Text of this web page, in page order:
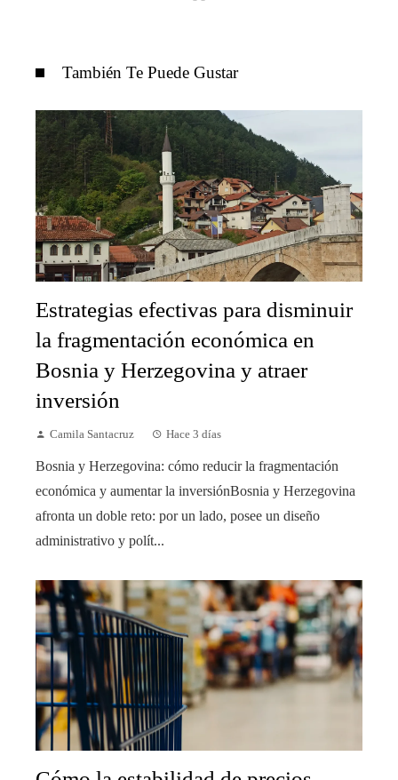
También Te Puede Gustar
Estrategias efectivas para disminuir
la fragmentación económica en
Bosnia y Herzegovina y atraer
inversión
Camila Santacruz Hace 3 días
Bosnia y Herzegovina: cómo reducir la fragmentación
económica y aumentar la inversiónBosnia y Herzegovina
afronta un doble reto: por un lado, posee un diseño
administrativo y polít...